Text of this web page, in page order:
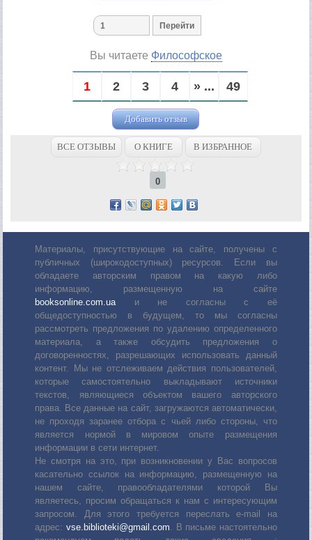
Вы читаете Философское
1 2 3 4 » ... 49
Добавить отзыв
ВСЕ ОТЗЫВЫ О КНИГЕ В ИЗБРАННОЕ
0
Материалы, присутствующие на сайте, получены с
публичных (широкодоступных) ресурсов. Если вы
обладаете авторским правом на какую либо
информацию, размещенную на сайте
booksonline.com.uaи не согласны с её
общедоступностью в будущем, то мы согласны
рассмотреть предложения по удалению определенного
материала, а также обсудить предложения о
договоренностях, разрешающих использовать данный
контент. Мы не отслеживаем действия пользователей,
которые самостоятельно выкладывают источники
текстов, являющиеся объектом вашего авторского
права. Все данные на сайт, загружаются автоматически,
не проходя заранее отбора с чьей либо стороны, что
является нормой в мировом опыте размещения
информации в сети интернет.
Не смотря на это, при возникновении у Вас вопросов
касательно ссылок на информацию, размещенную на
нашем сайте, правообладателями которой Вы
являетесь, просим обращаться к нам с интересующим
запросом. Для этого требуется переслать е-mail на
адрес: vse.biblioteki@gmail.com. В письме настоятельно